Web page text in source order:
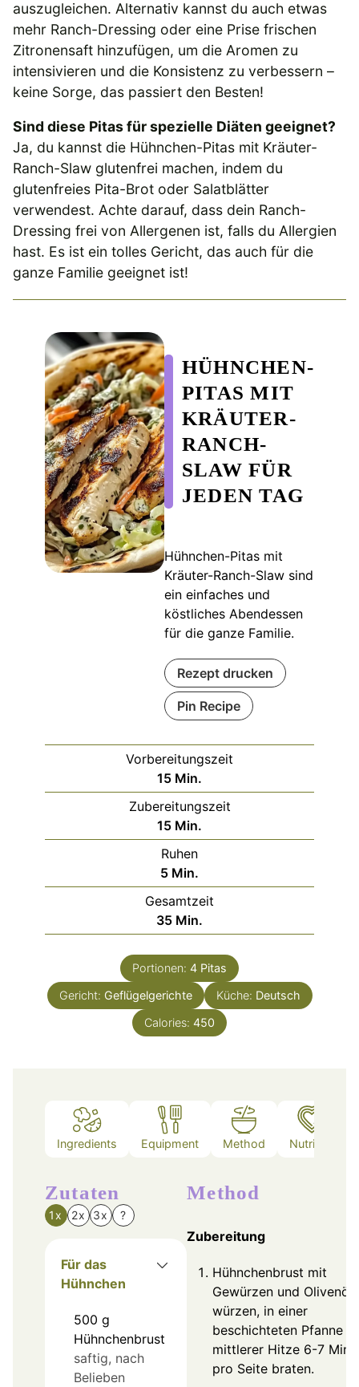
auszugleichen. Alternativ kannst du auch etwas
mehr Ranch-Dressing oder eine Prise frischen
Zitronensaft hinzufügen, um die Aromen zu
intensivieren und die Konsistenz zu verbessern –
keine Sorge, das passiert den Besten!
Sind diese Pitas für spezielle Diäten geeignet?
Ja, du kannst die Hühnchen-Pitas mit Kräuter-
Ranch-Slaw glutenfrei machen, indem du
glutenfreies Pita-Brot oder Salatblätter
verwendest. Achte darauf, dass dein Ranch-
Dressing frei von Allergenen ist, falls du Allergien
hast. Es ist ein tolles Gericht, das auch für die
ganze Familie geeignet ist!
HÜHNCHEN-
PITAS MIT
KRÄUTER-
RANCH-
SLAW FÜR
JEDEN TAG
Hühnchen-Pitas mit
Kräuter-Ranch-Slaw sind
ein einfaches und
köstliches Abendessen
für die ganze Familie.
Rezept drucken
Pin Recipe
Vorbereitungszeit
15Minuten
Min.
Zubereitungszeit
15Minuten
Min.
Ruhen
5Minuten
Min.
Gesamtzeit
35Minuten
Min.
Portionen: 4 Pitas
Gericht: Geflügelgerichte Küche: Deutsch
Calories: 450
Ingredients Equipment Method Nutrition
Zutaten
1x 2x 3x ?
Für das
Hühnchen
500 g
Hühnchenbrust
saftig, nach
Belieben
Method
Zubereitung
Hühnchenbrust mit
Gewürzen und Olivenöl
würzen, in einer
beschichteten Pfanne
mittlerer Hitze 6-7
pro Seite braten.